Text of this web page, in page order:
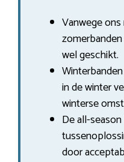
Vanwege
wel geschikt.
in de winter
winterse
De all-
door